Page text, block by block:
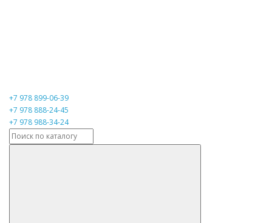
+7 978 899-06-39
+7 978 888-24-45
+7 978 988-34-24